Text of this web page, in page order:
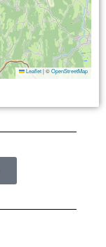
Leaflet |©OpenStreetMap